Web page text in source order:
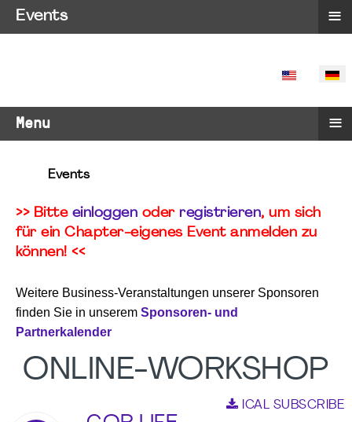
SPRACHE
Menu ≡
Events
>> Bitte einloggen oder registrieren, um sich
für ein Chapter-eigenes Event anmelden zu
können! <<
Weitere Business-Veranstaltungen unserer Sponsoren
finden Sie in unserem Sponsoren- und
Partnerkalender
ONLINE-WORKSHOP
ICAL SUBSCRIBE
Events ≡